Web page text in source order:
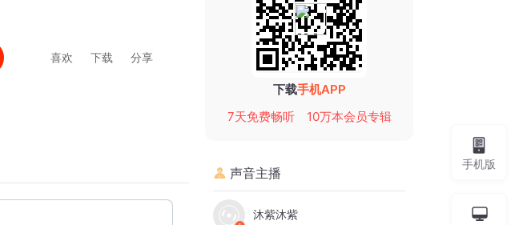
喜欢 下载 分享
下载手机APP
7天免费畅听
10万本会员专辑
声音主播
沐紫沐紫
手机版